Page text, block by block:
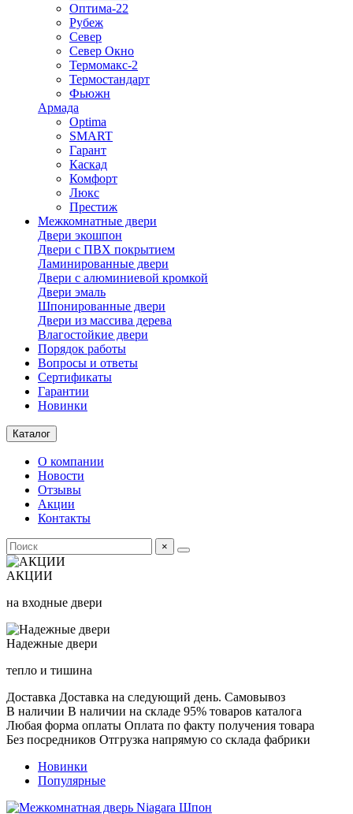
Оптима-22
Рубеж
Север
Север Окно
Термомакс-2
Термостандарт
Фьюжн
Армада
Optima
SMART
Гарант
Каскад
Комфорт
Люкс
Престиж
Межкомнатные двери
Двери экошпон
Двери с ПВХ покрытием
Ламинированные двери
Двери с алюминиевой кромкой
Двери эмаль
Шпонированные двери
Двери из массива дерева
Влагостойкие двери
Порядок работы
Вопросы и ответы
Сертификаты
Гарантии
Новинки
Каталог
О компании
Новости
Отзывы
Акции
Контакты
×
АКЦИИ
на входные двери
Надежные двери
тепло и тишина
Доставка Доставка на следующий день. Самовывоз
В наличии В наличии на складе 95% товаров каталога
Любая форма оплаты Оплата по факту получения товара
Без посредников Отгрузка напрямую со склада фабрики
Новинки
Популярные